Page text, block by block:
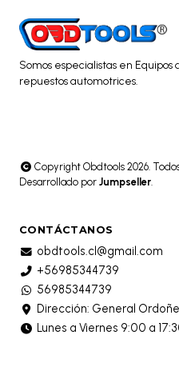
Somos especialistas en
repuestos automotrices.
Copyright Obdtools 2026.
Desarrollado por Jumpseller.
CONTÁCTANOS
obdtools.cl@gmail.com
+56985344739
56985344739
Dirección: General
Lunes a Viernes 9:00 a